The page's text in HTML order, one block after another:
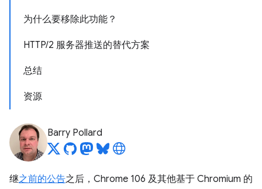
为什么要移除此功能？
HTTP/2 服务器推送的替代方案
总结
资源
Barry Pollard
继之前的公告之后，Chrome 106 及其他基于 Chromium 的